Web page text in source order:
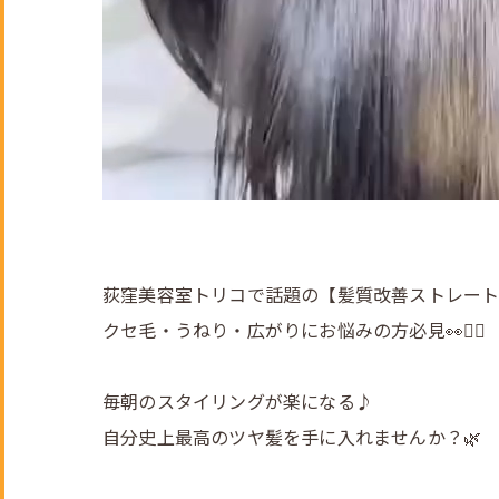
荻窪美容室トリコで話題の【髪質改善ストレー
クセ毛・うねり・広がりにお悩みの方必見👀💇‍♀️
毎朝のスタイリングが楽になる♪
自分史上最高のツヤ髪を手に入れませんか？🌿